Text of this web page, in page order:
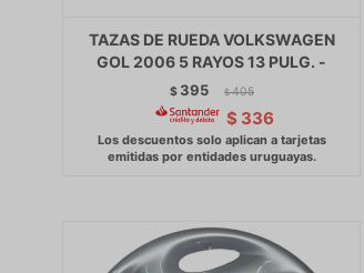
TAZAS DE RUEDA VOLKSWAGEN
GOL 2006 5 RAYOS 13 PULG. -
$ 395 $ 405
$ 336